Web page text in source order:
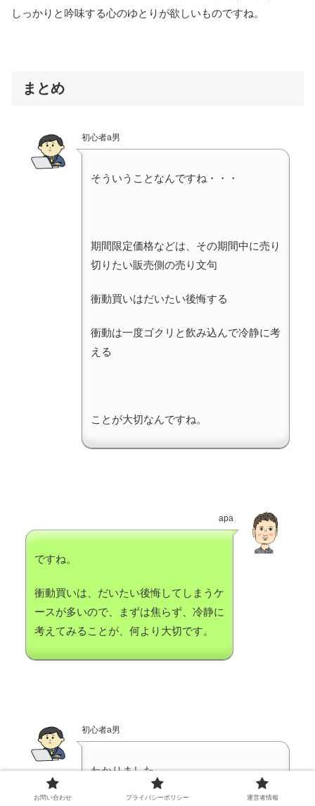
しっかりと吟味する心のゆとりが欲しいものですね。
まとめ
初心者a男
そういうことなんですね・・・
期間限定価格などは、その期間中に売り
切りたい販売側の売り文句
衝動買いはだいたい後悔する
衝動は一度ゴクリと飲み込んで冷静に考
える
ことが大切なんですね。
apa
ですね。
衝動買いは、だいたい後悔してしまうケ
ースが多いので、まずは焦らず、冷静に
考えてみることが、何より大切です。
初心者a男
わかりました。
お問い合わせ プライバシーポリシー 運営者情報